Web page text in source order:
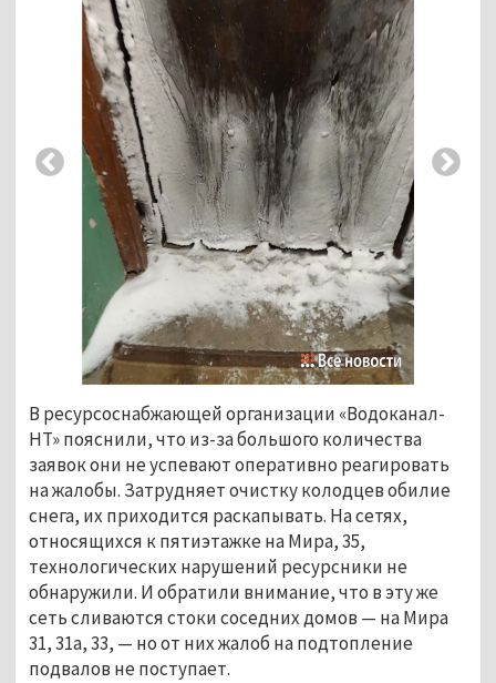
В ресурсоснабжающей организации «Водоканал-
НТ» пояснили, что из-за большого количества
заявок они не успевают оперативно реагировать
на жалобы. Затрудняет очистку колодцев обилие
снега, их приходится раскапывать. На сетях,
относящихся к пятиэтажке на Мира, 35,
технологических нарушений ресурсники не
обнаружили. И обратили внимание, что в эту же
сеть сливаются стоки соседних домов — на Мира
31, 31а, 33, — но от них жалоб на подтопление
подвалов не поступает.